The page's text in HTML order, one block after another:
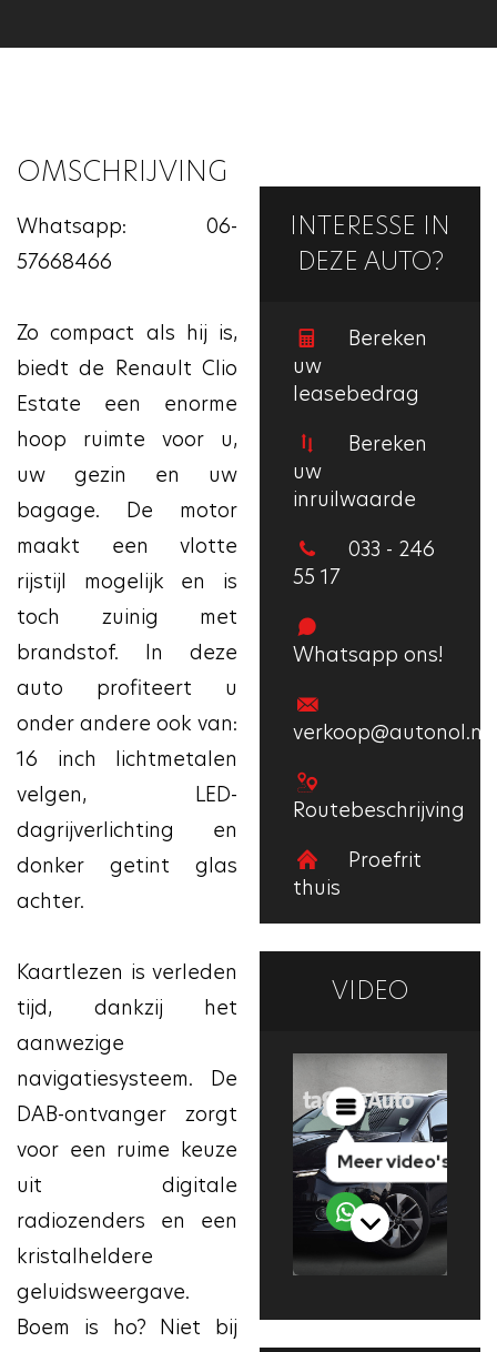
OMSCHRIJVING
Whatsapp: 06-
57668466
Zo compact als hij is,
biedt de Renault Clio
Estate een enorme
hoop ruimte voor u,
uw gezin en uw
bagage. De motor
maakt een vlotte
rijstijl mogelijk en is
toch zuinig met
brandstof. In deze
auto profiteert u
onder andere ook van:
16 inch lichtmetalen
velgen, LED-
dagrijverlichting en
donker getint glas
achter.
Kaartlezen is verleden
tijd, dankzij het
aanwezige
navigatiesysteem. De
DAB-ontvanger zorgt
voor een ruime keuze
uit digitale
radiozenders en een
kristalheldere
geluidsweergave.
Boem is ho? Niet bij
INTERESSE IN
DEZE AUTO?
Bereken
uw
leasebedrag
Bereken
uw
inruilwaarde
033 - 246
55 17
Whatsapp ons!
verkoop@autonol.nl
Routebeschrijving
Proefrit
thuis
VIDEO